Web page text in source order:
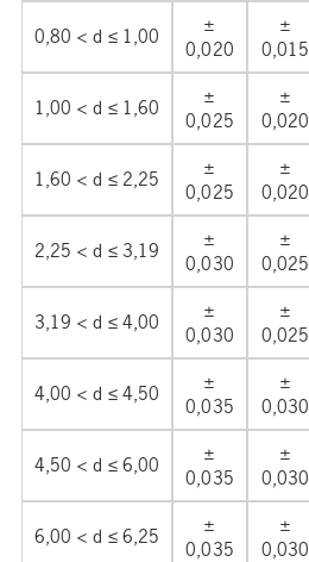
0,80 < d ≤ 1,00
±
0,020
±
0,015
1,00 < d ≤ 1,60
±
0,025
±
0,020
1,60 < d ≤ 2,25
±
0,025
±
0,020
2,25 < d ≤ 3,19
±
0,030
±
0,025
3,19 < d ≤ 4,00
±
0,030
±
0,025
4,00 < d ≤ 4,50
±
0,035
±
0,030
4,50 < d ≤ 6,00
±
0,035
±
0,030
6,00 < d ≤ 6,25
±
0,035
±
0,030